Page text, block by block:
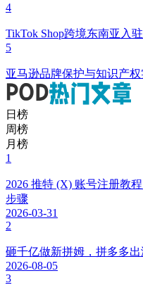
4
TikTok Shop跨境东南亚入
5
亚马逊品牌保护与知识产
日榜
周榜
月榜
1
2026 推特 (X) 账号注册教
步骤
2026-03-31
2
砸千亿做新拼姆，拼多多
2026-08-05
3